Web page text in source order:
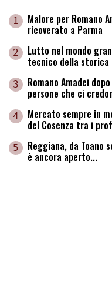
1 Malore per Romano
ricoverato a Parma
2 Lutto nel mondo
tecnico della storica
3 Romano Amadei
persone che ci
4 Mercato sempre in
del Cosenza tra i
5 Reggiana, da
è ancora aperto...